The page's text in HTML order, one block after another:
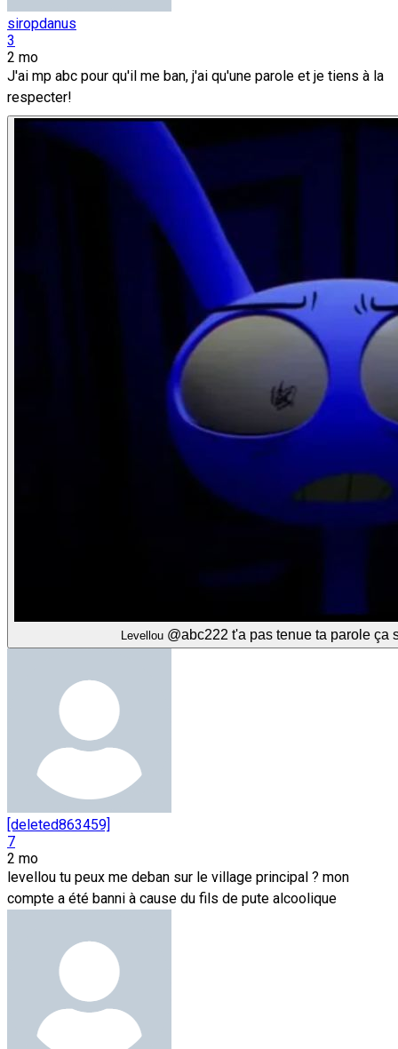
siropdanus
3
2 mo
J'ai mp abc pour qu'il me ban, j'ai qu'une parole et je tiens à la
respecter!
Levellou @abc222 t'a pas tenue ta parole ça
[deleted863459]
7
2 mo
levellou tu peux me deban sur le village principal ? mon
compte a été banni à cause du fils de pute alcoolique